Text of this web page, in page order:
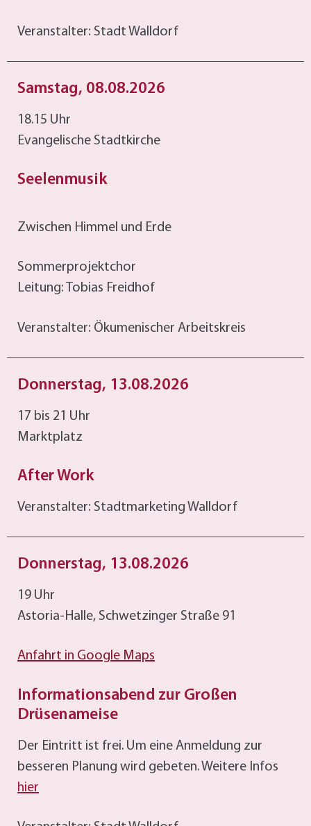
Veranstalter: Stadt Walldorf
Samstag, 08.08.2026
18.15 Uhr
Evangelische Stadtkirche
Seelenmusik
Zwischen Himmel und Erde
Sommerprojektchor
Leitung: Tobias Freidhof
Veranstalter: Ökumenischer Arbeitskreis
Donnerstag, 13.08.2026
17 bis 21 Uhr
Marktplatz
After Work
Veranstalter: Stadtmarketing Walldorf
Donnerstag, 13.08.2026
19 Uhr
Astoria-Halle, Schwetzinger Straße 91
Anfahrt in Google Maps
Informationsabend zur Großen
Drüsenameise
Der Eintritt ist frei. Um eine Anmeldung zur
besseren Planung wird gebeten. Weitere Infos
hier